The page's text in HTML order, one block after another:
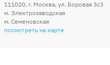
111020, г. Москва, ул. Боровая 3c3
м. Электрозаводская
м. Семеновская
посмотреть на карте